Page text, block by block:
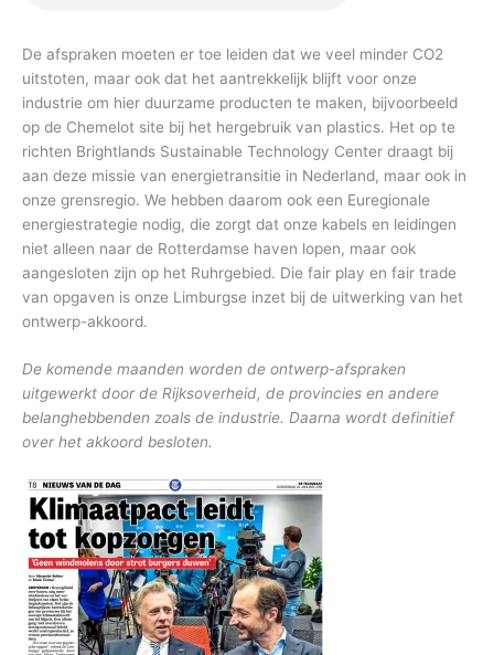
De afspraken moeten er toe leiden dat we veel minder CO2
uitstoten, maar ook dat het aantrekkelijk blijft voor onze
industrie om hier duurzame producten te maken, bijvoorbeeld
op de Chemelot site bij het hergebruik van plastics. Het op te
richten Brightlands Sustainable Technology Center draagt bij
aan deze missie van energietransitie in Nederland, maar ook in
onze grensregio. We hebben daarom ook een Euregionale
energiestrategie nodig, die zorgt dat onze kabels en leidingen
niet alleen naar de Rotterdamse haven lopen, maar ook
aangesloten zijn op het Ruhrgebied. Die fair play en fair trade
van opgaven is onze Limburgse inzet bij de uitwerking van het
ontwerp-akkoord.
De komende maanden worden de ontwerp-afspraken
uitgewerkt door de Rijksoverheid, de provincies en andere
belanghebbenden zoals de industrie. Daarna wordt definitief
over het akkoord besloten.